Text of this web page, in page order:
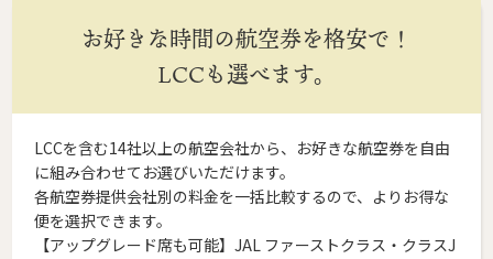
お好きな時間の航空券を格安で！
LCCも選べます。
LCCを含む14社以上の航空会社から、お好きな航空券を自由
に組み合わせてお選びいただけます。
各航空券提供会社別の料金を一括比較するので、よりお得な
便を選択できます。
【アップグレード席も可能】JAL ファーストクラス・クラスJ